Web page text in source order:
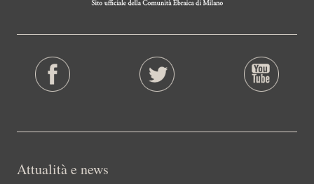
Attualità e news